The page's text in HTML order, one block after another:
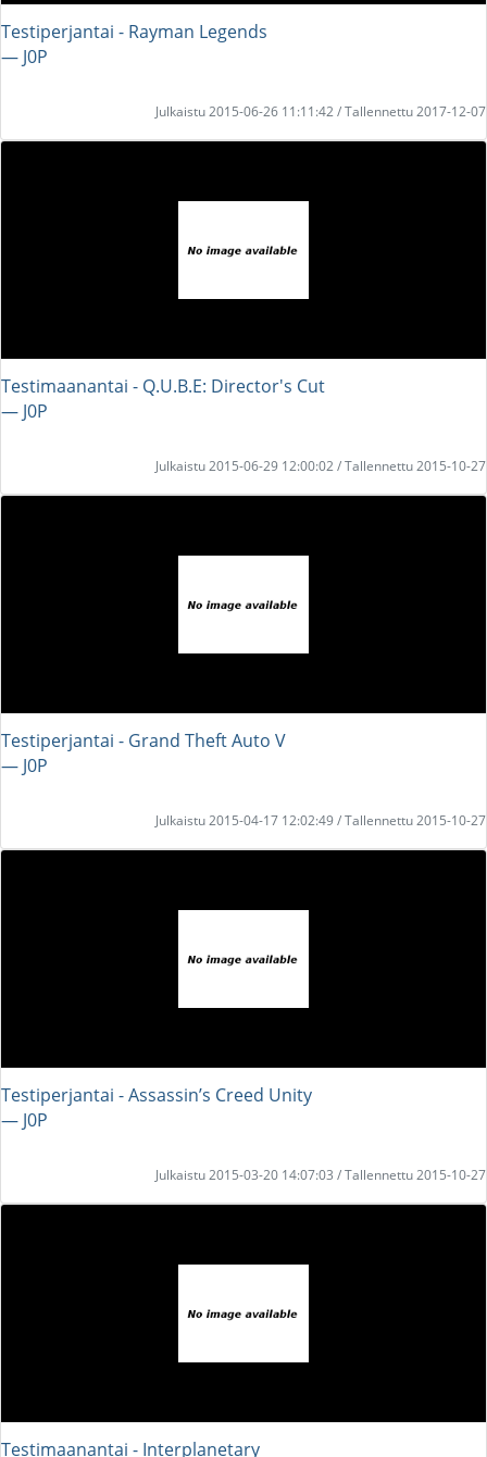
Testiperjantai - Rayman Legends
― J0P
Julkaistu 2015-06-26 11:11:42 / Tallennettu 2017-12-07
Testimaanantai - Q.U.B.E: Director's Cut
― J0P
Julkaistu 2015-06-29 12:00:02 / Tallennettu 2015-10-27
Testiperjantai - Grand Theft Auto V
― J0P
Julkaistu 2015-04-17 12:02:49 / Tallennettu 2015-10-27
Testiperjantai - Assassin’s Creed Unity
― J0P
Julkaistu 2015-03-20 14:07:03 / Tallennettu 2015-10-27
Testimaanantai - Interplanetary